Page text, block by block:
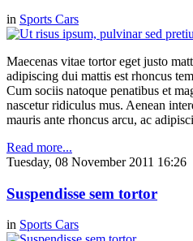
in Sports Cars
Maecenas vitae tortor eget justo
adipiscing dui mattis est rhoncus
Cum sociis natoque penatibus et
nascetur ridiculus mus. Aenean
mauris ante rhoncus arcu, ac
Read more...
Tuesday, 08 November 2011 16:26
Suspendisse sem tortor
in Sports Cars